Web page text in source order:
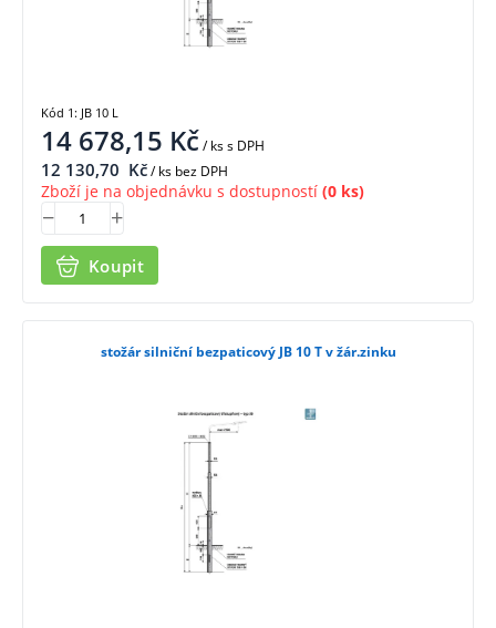
14 678,15 Kč/ kss DPH
12 130,70 Kč/ ks bez DPH
Zboží je na objednávku s dostupností (0 ks)
Koupit
Kód 1: JB 10 L
stožár silniční bezpaticový JB 10 T v žár.zinku